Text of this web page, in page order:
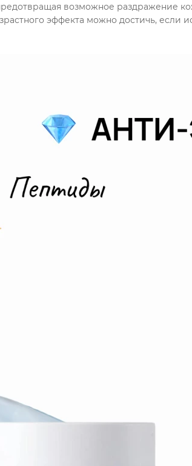
возможное раздражение
эффекта можно достичь, если